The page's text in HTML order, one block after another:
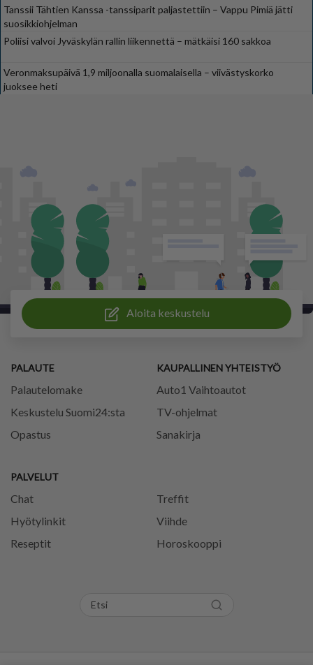
Tanssii Tähtien Kanssa -tanssiparit paljastettiin – Vappu Pimiä jätti
suosikkiohjelman
Poliisi valvoi Jyväskylän rallin liikennettä – mätkäisi 160 sakkoa
Veronmaksupäivä 1,9 miljoonalla suomalaisella – viivästyskorko
juoksee heti
Aloita keskustelu
PALAUTE
Palautelomake
Keskustelu Suomi24:sta
Opastus
PALVELUT
Chat
Treffit
Hyötylinkit
Viihde
Reseptit
Horoskooppi
KAUPALLINEN YHTEISTYÖ
Auto1 Vaihtoautot
TV-ohjelmat
Sanakirja